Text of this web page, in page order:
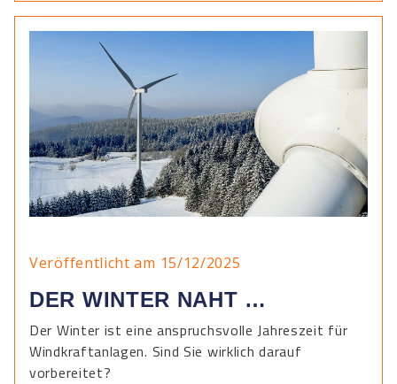
Veröffentlicht am 15/12/2025
DER WINTER NAHT …
Der Winter ist eine anspruchsvolle Jahreszeit für
Windkraftanlagen. Sind Sie wirklich darauf
vorbereitet?